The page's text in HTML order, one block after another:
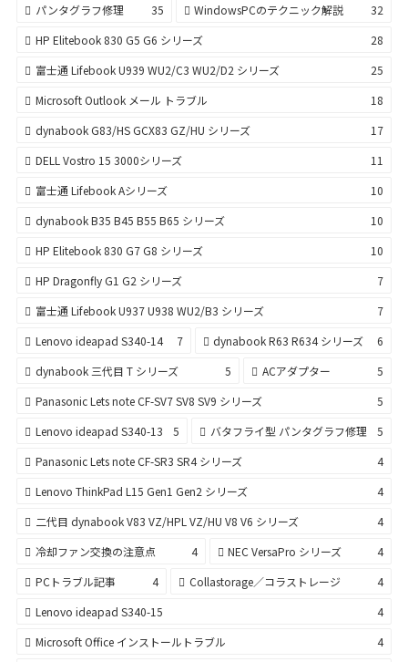
パンタグラフ修理 35 WindowsPCのテクニック解説
32
HP Elitebook 830 G5 G6 シリーズ
28
富士通 Lifebook U939 WU2/C3 WU2/D2 シリーズ
25
Microsoft Outlook メール トラブル
18
dynabook G83/HS GCX83 GZ/HU シリーズ
17
DELL Vostro 15 3000シリーズ
11
富士通 Lifebook Aシリーズ
10
dynabook B35 B45 B55 B65 シリーズ
10
HP Elitebook 830 G7 G8 シリーズ
10
HP Dragonfly G1 G2 シリーズ
7
富士通 Lifebook U937 U938 WU2/B3 シリーズ
7
Lenovo ideapad S340-14
7 dynabook R63 R634 シリーズ
6
dynabook 三代目 T シリーズ
5 ACアダプター
5
Panasonic Lets note CF-SV7 SV8 SV9 シリーズ
5
Lenovo ideapad S340-13
5 バタフライ型 パンタグラフ修理
5
Panasonic Lets note CF-SR3 SR4 シリーズ
4
Lenovo ThinkPad L15 Gen1 Gen2 シリーズ
4
二代目 dynabook V83 VZ/HPL VZ/HU V8 V6 シリーズ
4
冷却ファン交換の注意点
4 NEC VersaPro シリーズ
4
PCトラブル記事
4 Collastorage／コラストレージ
4
Lenovo ideapad S340-15
4
Microsoft Office インストールトラブル
4